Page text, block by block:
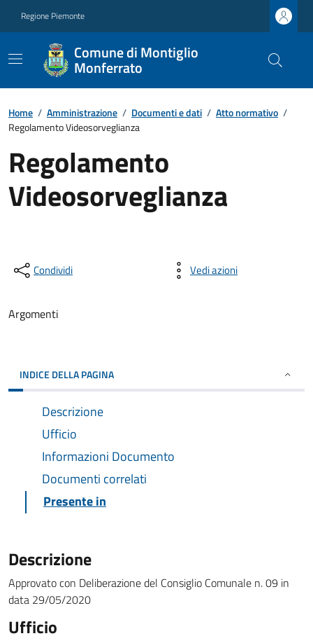
Regione Piemonte
Comune di Montiglio
Monferrato
Home / Amministrazione / Documenti e dati / Atto normativo /
Regolamento Videosorveglianza
Regolamento
Videosorveglianza
Condividi Vedi azioni
Argomenti
INDICE DELLA PAGINA
Descrizione
Ufficio
Informazioni Documento
Documenti correlati
Presente in
Descrizione
Approvato con Deliberazione del Consiglio Comunale n. 09 in
data 29/05/2020
Ufficio